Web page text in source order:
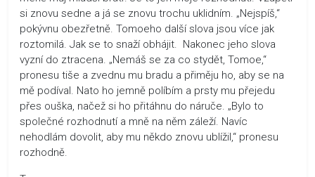
si znovu sedne a já se znovu trochu uklidním. „Nejspíš,“
pokývnu obezřetně. Tomoeho další slova jsou více jak
roztomilá. Jak se to snaží obhájit. Nakonec jeho slova
vyzní do ztracena. „Nemáš se za co stydět, Tomoe,“
pronesu tiše a zvednu mu bradu a přiměju ho, aby se na
mě podíval. Nato ho jemně políbím a prsty mu přejedu
přes ouška, načež si ho přitáhnu do náruče. „Bylo to
společné rozhodnutí a mně na něm záleží. Navíc
nehodlám dovolit, aby mu někdo znovu ublížil,“ pronesu
rozhodně.